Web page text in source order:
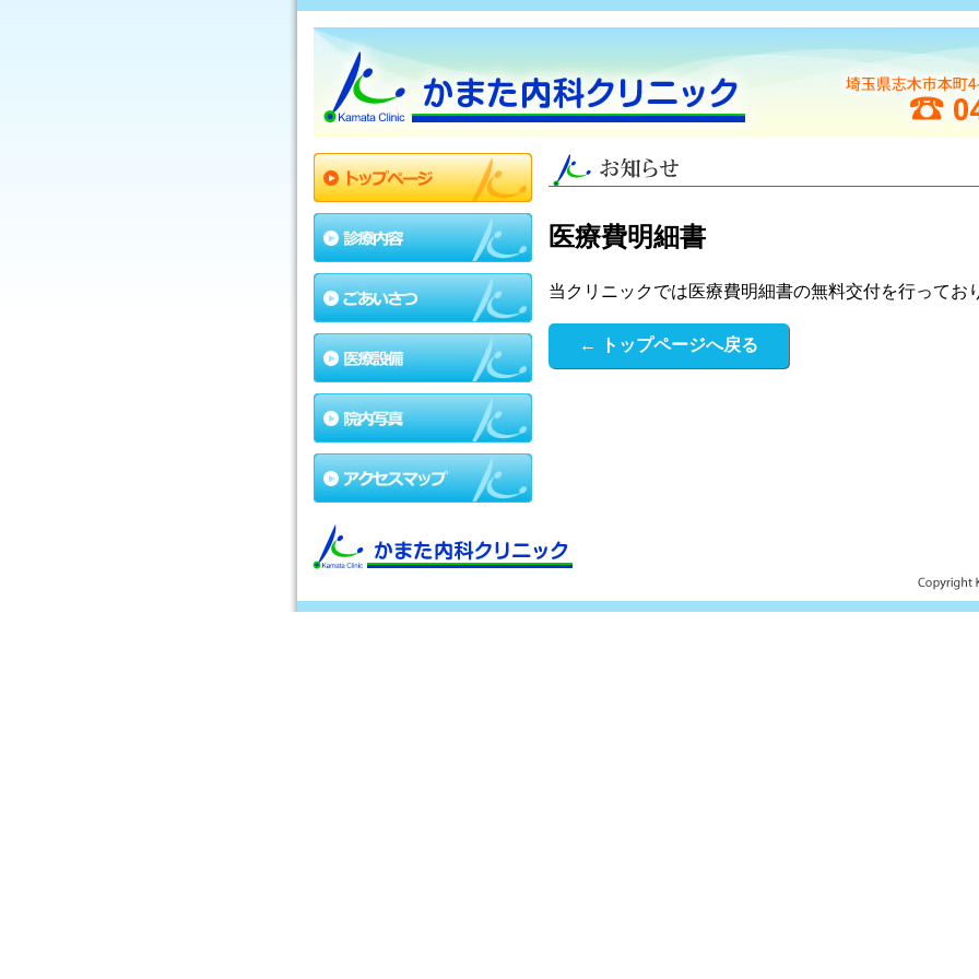
医療費明細書
当クリニックでは医療費明細書の無料交付を行ってお
← トップページへ戻る